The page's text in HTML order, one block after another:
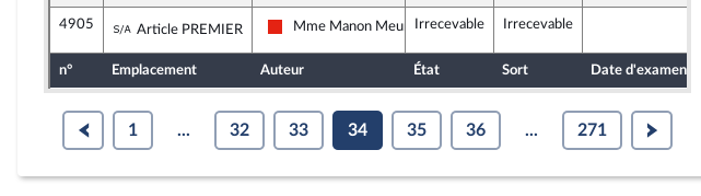
4905 Sous-amendement de l'amendement n°3952
Article PREMIER La France insoumise - Nouvelle Union Populaire écologique et sociale
Mme Manon MeunierIrrecevable Irrecevable
n° Emplacement Auteur État Sort Date d'examen
1 ... 32 33 34 35 36 ... 271